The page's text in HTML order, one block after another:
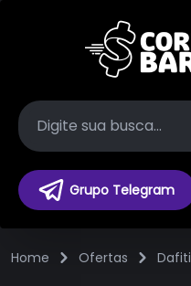
Grupo Telegram
Home Ofertas Dafiti